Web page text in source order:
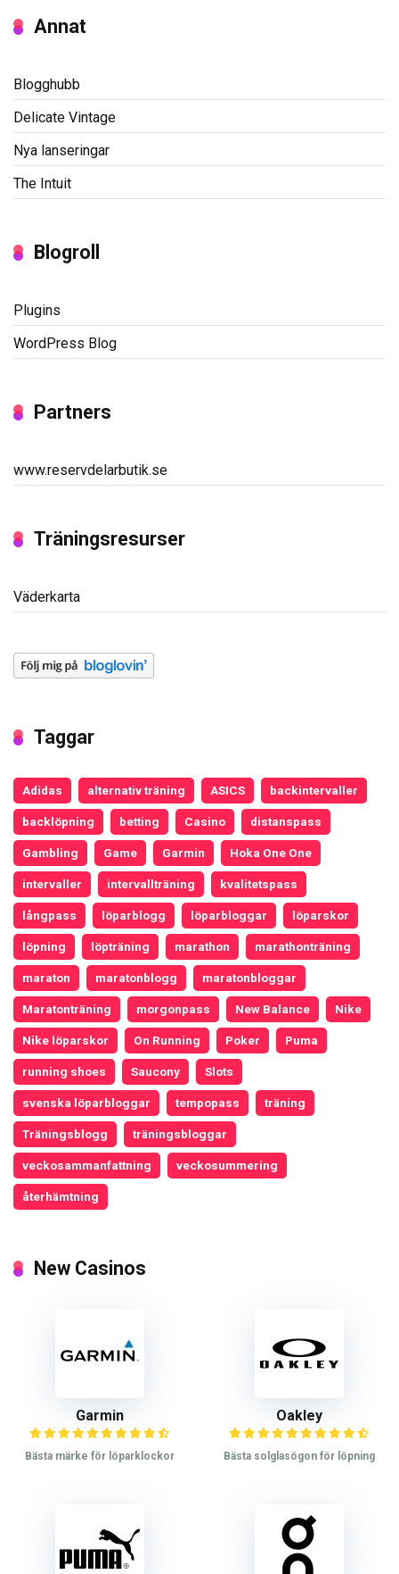
Annat
Blogghubb
Delicate Vintage
Nya lanseringar
The Intuit
Blogroll
Plugins
WordPress Blog
Partners
www.reservdelarbutik.se
Träningsresurser
Väderkarta
Taggar
Adidas alternativ träning ASICS backintervaller
backlöpning betting Casino distanspass
Gambling Game Garmin Hoka One One
intervaller intervallträning kvalitetspass
långpass löparblogg löparbloggar löparskor
löpning löpträning marathon marathonträning
maraton maratonblogg maratonbloggar
Maratonträning morgonpass New Balance Nike
Nike löparskor On Running Poker Puma
running shoes Saucony Slots
svenska löparbloggar tempopass träning
Träningsblogg träningsbloggar
veckosammanfattning veckosummering
återhämtning
New Casinos
Garmin
Bästa märke för löparklockor
Oakley
Bästa solglasögon för löpning